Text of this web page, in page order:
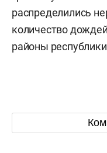
распределились
количество
районы